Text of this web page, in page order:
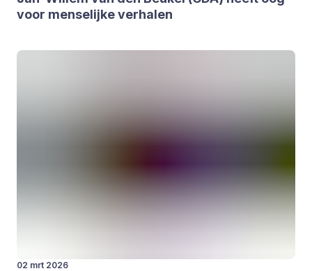
voor men­se­lij­ke ver­ha­len
02 mrt 2026